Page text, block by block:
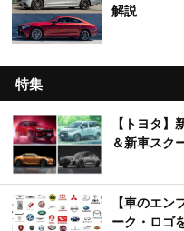
解説
特集
【トヨタ】
＆新車スク
【車のエ
ーク・ロゴ